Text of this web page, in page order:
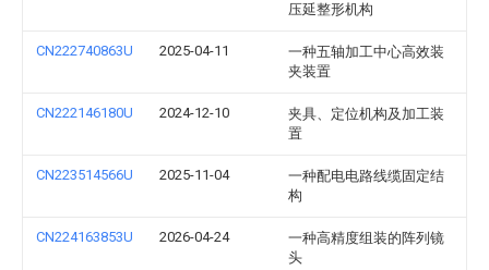
压延整形机构
CN222740863U 2025-04-11
一种五轴加工中心高效装
夹装置
CN222146180U 2024-12-10
夹具、定位机构及加工装
置
CN223514566U 2025-11-04
一种配电电路线缆固定结
构
CN224163853U 2026-04-24
一种高精度组装的阵列镜
头